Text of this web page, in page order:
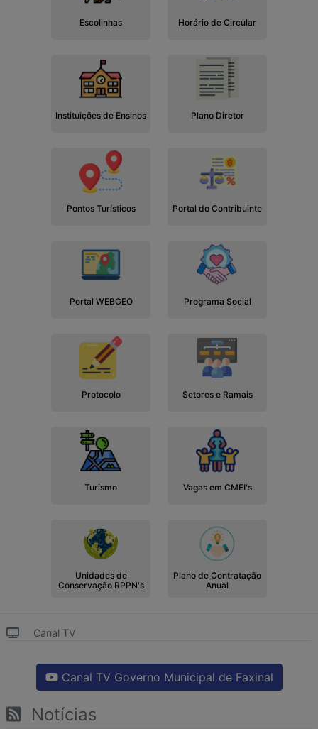
Escolinhas Horário de Circular
Instituições de Ensinos Plano Diretor
Pontos Turísticos Portal do Contribuinte
Portal WEBGEO Programa Social
Protocolo Setores e Ramais
Turismo Vagas em CMEI's
Unidades de
Conservação RPPN's
Plano de Contratação
Anual
Canal TV
Canal TV Governo Municipal de Faxinal
Notícias